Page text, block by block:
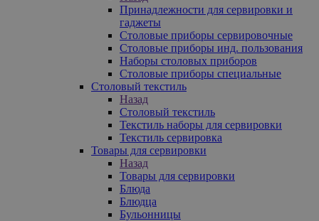
Принадлежности для сервировки и
гаджеты
Столовые приборы сервировочные
Столовые приборы инд. пользования
Наборы столовых приборов
Столовые приборы специальные
Столовый текстиль
Назад
Столовый текстиль
Текстиль наборы для сервировки
Текстиль сервировка
Товары для сервировки
Назад
Товары для сервировки
Блюда
Блюдца
Бульонницы